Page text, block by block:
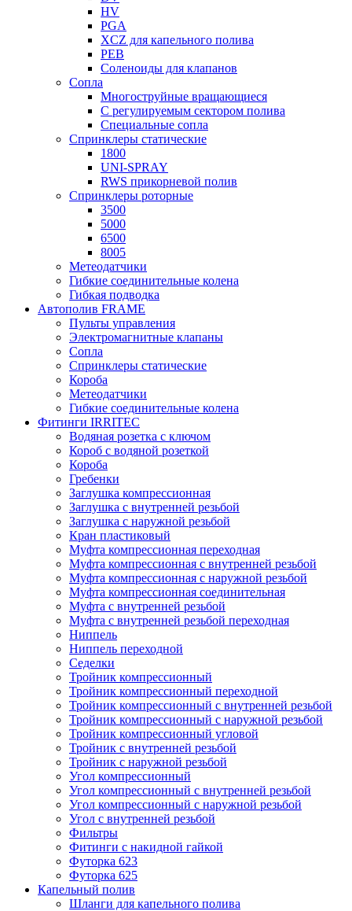
HV
PGA
XCZ для капельного полива
PEB
Соленоиды для клапанов
Сопла
Многоструйные вращающиеся
С регулируемым сектором полива
Специальные сопла
Спринклеры статические
1800
UNI-SPRAY
RWS прикорневой полив
Спринклеры роторные
3500
5000
6500
8005
Метеодатчики
Гибкие соединительные колена
Гибкая подводка
Автополив FRAME
Пульты управления
Электромагнитные клапаны
Сопла
Спринклеры статические
Короба
Метеодатчики
Гибкие соединительные колена
Фитинги IRRITEC
Водяная розетка с ключом
Короб с водяной розеткой
Короба
Гребенки
Заглушка компрессионная
Заглушка с внутренней резьбой
Заглушка с наружной резьбой
Кран пластиковый
Муфта компрессионная переходная
Муфта компрессионная с внутренней резьбой
Муфта компрессионная с наружной резьбой
Муфта компрессионная соединительная
Муфта с внутренней резьбой
Муфта с внутренней резьбой переходная
Ниппель
Ниппель переходной
Седелки
Тройник компрессионный
Тройник компрессионный переходной
Тройник компрессионный с внутренней резьбой
Тройник компрессионный с наружной резьбой
Тройник компрессионный угловой
Тройник с внутренней резьбой
Тройник с наружной резьбой
Угол компрессионный
Угол компрессионный с внутренней резьбой
Угол компрессионный с наружной резьбой
Угол с внутренней резьбой
Фильтры
Фитинги с накидной гайкой
Футорка 623
Футорка 625
Капельный полив
Шланги для капельного полива